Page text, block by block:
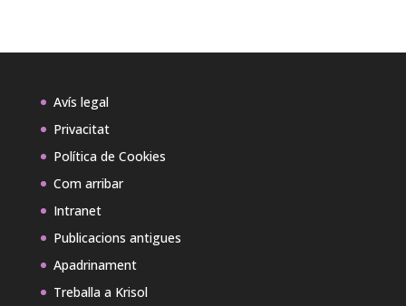
Avís legal
Privacitat
Política de Cookies
Com arribar
Intranet
Publicacions antigues
Apadrinament
Treballa a Krisol